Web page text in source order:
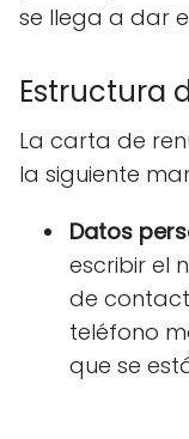
se llega a dar
Estructura
La carta de
la siguiente
Datos
escribir el
de
teléfono
que se